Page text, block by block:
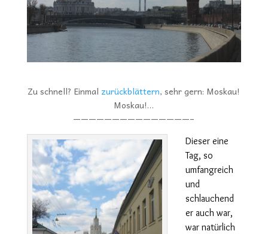
Zu schnell? Einmal zurückblättern, sehr gern: Moskau!
Moskau!…
———————————————–
Dieser eine
Tag, so
umfangreich
und
schlauchend
er auch war,
war natürlich